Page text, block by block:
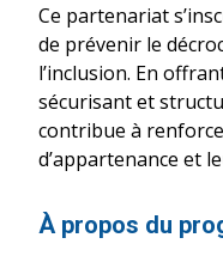
Ce partenariat
de prévenir le
l’inclusion. En
sécurisant et
contribue à
d’appartenance et
À propos du